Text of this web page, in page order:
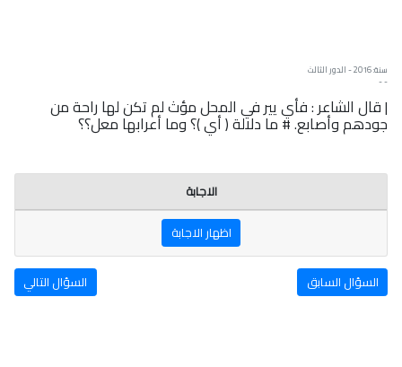
سنة: 2016 - الدور الثالث
| قال الشاعر : فأي يير في المحل مؤث لم تكن لها راحة من
جودهم وأصابع. # ما دلالة ( أي )؟ وما أعرابها معل؟؟
الاجابة
اظهار الاجابة
السؤال السابق السؤال التالي